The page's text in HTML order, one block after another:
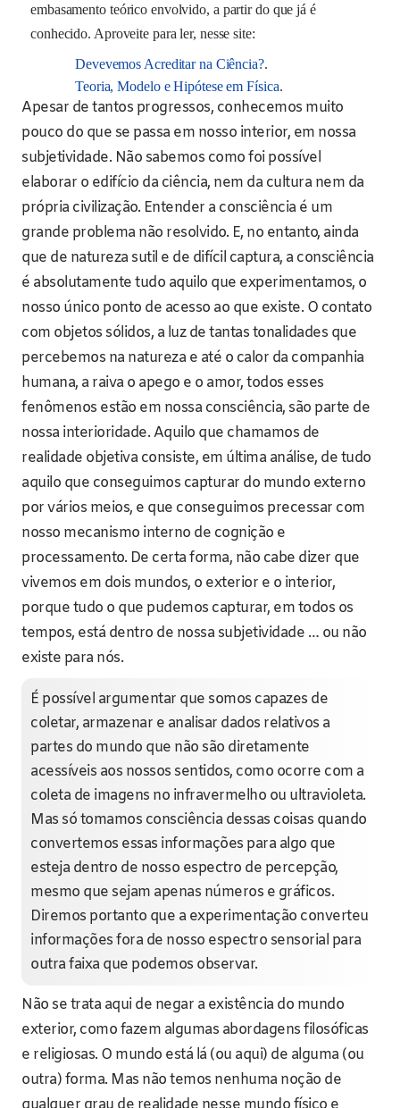
embasamento teórico envolvido, a partir do que já é
conhecido. Aproveite para ler, nesse site:
Devevemos Acreditar na Ciência?.
Teoria, Modelo e Hipótese em Física.
Apesar de tantos progressos, conhecemos muito
pouco do que se passa em nosso interior, em nossa
subjetividade. Não sabemos como foi possível
elaborar o edifício da ciência, nem da cultura nem da
própria civilização. Entender a consciência é um
grande problema não resolvido. E, no entanto, ainda
que de natureza sutil e de difícil captura, a consciência
é absolutamente tudo aquilo que experimentamos, o
nosso único ponto de acesso ao que existe. O contato
com objetos sólidos, a luz de tantas tonalidades que
percebemos na natureza e até o calor da companhia
humana, a raiva o apego e o amor, todos esses
fenômenos estão em nossa consciência, são parte de
nossa interioridade. Aquilo que chamamos de
realidade objetiva consiste, em última análise, de tudo
aquilo que conseguimos capturar do mundo externo
por vários meios, e que conseguimos precessar com
nosso mecanismo interno de cognição e
processamento. De certa forma, não cabe dizer que
vivemos em dois mundos, o exterior e o interior,
porque tudo o que pudemos capturar, em todos os
tempos, está dentro de nossa subjetividade … ou não
existe para nós.
É possível argumentar que somos capazes de
coletar, armazenar e analisar dados relativos a
partes do mundo que não são diretamente
acessíveis aos nossos sentidos, como ocorre com a
coleta de imagens no infravermelho ou ultravioleta.
Mas só tomamos consciência dessas coisas quando
convertemos essas informações para algo que
esteja dentro de nosso espectro de percepção,
mesmo que sejam apenas números e gráficos.
Diremos portanto que a experimentação converteu
informações fora de nosso espectro sensorial para
outra faixa que podemos observar.
Não se trata aqui de negar a existência do mundo
exterior, como fazem algumas abordagens filosóficas
e religiosas. O mundo está lá (ou aqui) de alguma (ou
outra) forma. Mas não temos nenhuma noção de